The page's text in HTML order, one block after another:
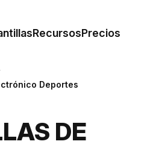
RecursosPrecios
Deportes
DE